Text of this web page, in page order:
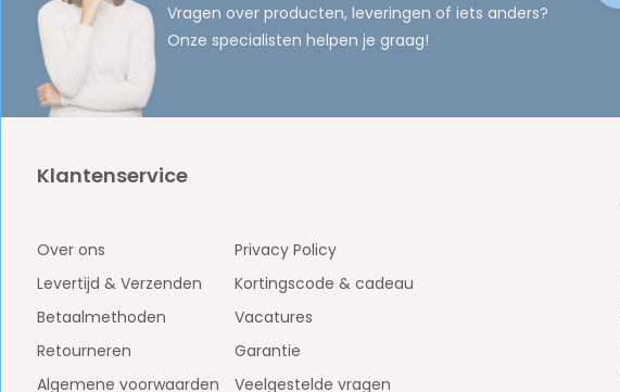
Vragen over producten, leveringen of iets anders?
Onze specialisten helpen je graag!
Klantenservice
Over ons
Levertijd & Verzenden
Betaalmethoden
Retourneren
Algemene voorwaarden
Privacy Policy
Kortingscode & cadeau
Vacatures
Garantie
Veelgestelde vragen